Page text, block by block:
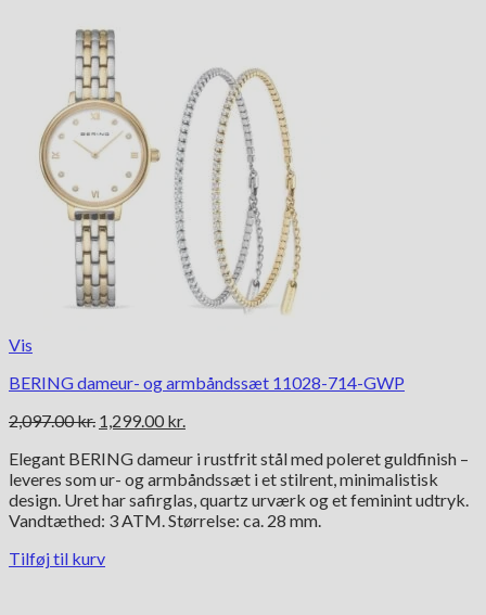
Vis
BERING dameur- og armbåndssæt 11028-714-GWP
2,097.00kr. Den
pris
var:
2,097.00 kr..
1,299.00 kr.
pris
er:
1,299.00 kr..
Elegant BERING dameur i rustfrit stål med poleret guldfinish –
leveres som ur- og armbåndssæt i et stilrent, minimalistisk
design. Uret har safirglas, quartz urværk og et feminint udtryk.
Vandtæthed: 3 ATM. Størrelse: ca. 28 mm.
Tilføj til kurv